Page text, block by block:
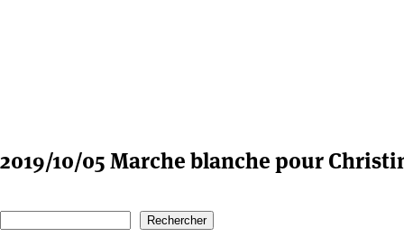
2019/10/05 Marche blanche pour
Formulaire de recherche